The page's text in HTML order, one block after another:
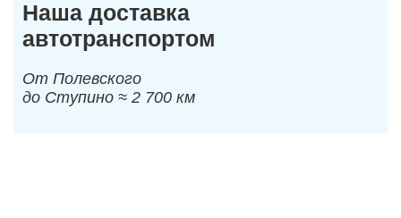
Наша доставка
автотранспортом
От Полевского
до Ступино ≈ 2 700 км